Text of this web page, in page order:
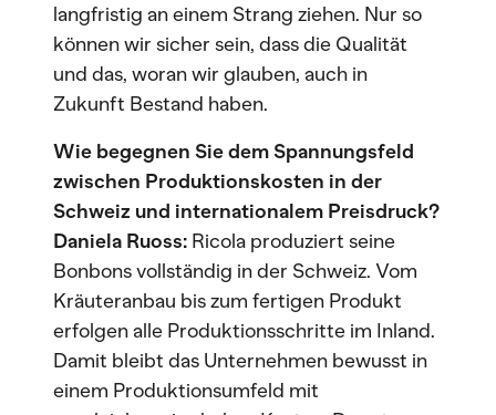
langfristig an einem Strang ziehen. Nur so
können wir sicher sein, dass die Qualität
und das, woran wir glauben, auch in
Zukunft Bestand haben.
Wie begegnen Sie dem Spannungsfeld
zwischen Produktionskosten in der
Schweiz und internationalem Preisdruck?
Daniela Ruoss: Ricola produziert seine
Bonbons vollständig in der Schweiz. Vom
Kräuteranbau bis zum fertigen Produkt
erfolgen alle Produktionsschritte im Inland.
Damit bleibt das Unternehmen bewusst in
einem Produktionsumfeld mit